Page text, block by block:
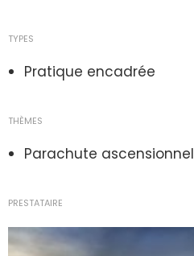
TYPES
Pratique encadrée
THÈMES
Parachute ascensionnel
PRESTATAIRE